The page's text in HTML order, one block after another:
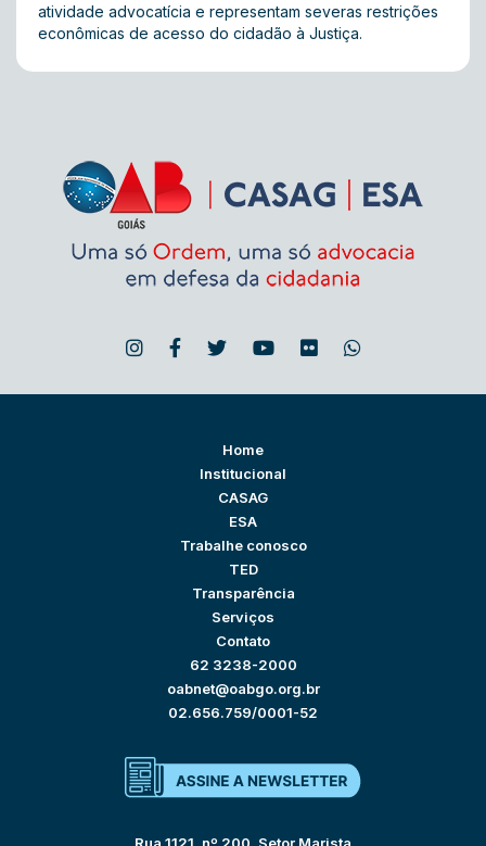
atividade advocatícia e representam severas restrições
econômicas de acesso do cidadão à Justiça.
Home
Institucional
CASAG
ESA
Trabalhe conosco
TED
Transparência
Serviços
Contato
62 3238-2000
oabnet@oabgo.org.br
02.656.759/0001-52